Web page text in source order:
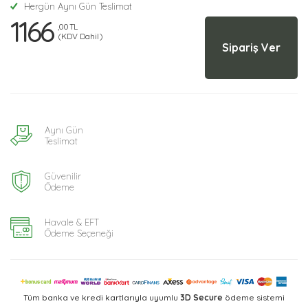
Hergün Aynı Gün Teslimat
1166 ,00 TL
(KDV Dahil)
Sipariş Ver
Aynı Gün
Teslimat
Güvenilir
Ödeme
Havale & EFT
Ödeme Seçeneği
Tüm banka ve kredi kartlarıyla uyumlu 3D Secure ödeme sistemi